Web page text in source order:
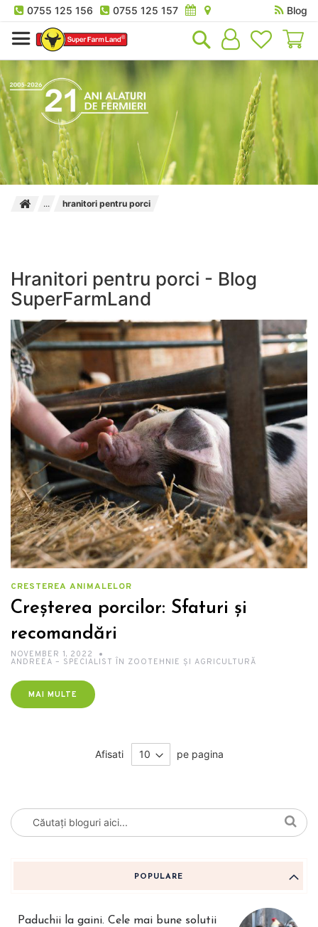
0755 125 156 0755 125 157
Blog
hranitori pentru porci
Hranitori pentru porci - Blog
SuperFarmLand
CRESTEREA ANIMALELOR
Creșterea porcilor: Sfaturi și
recomandări
NOVEMBER 1, 2022
ANDREEA – SPECIALIST ÎN ZOOTEHNIE ȘI AGRICULTURĂ
MAI MULTE
Afisati pe pagina
POPULARE
Paduchii la gaini. Cele mai bune solutii